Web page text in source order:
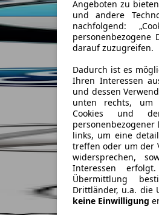
Angeboten zu
und andere
nachfolgend:
personenbezogene
darauf zuzugreifen.
Dadurch ist es
Ihren Interessen
und dessen
unten rechts, um
Cookies und
links, um eine
treffen oder um der
widersprechen,
Interessen
Übermittlung
Drittländer, u.a. die
keine Einwilligung